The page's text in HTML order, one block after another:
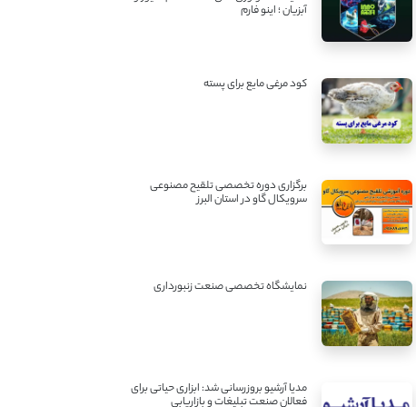
آبزیان ؛ اینو فارم
کود مرغی مایع برای پسته
برگزاری دوره تخصصی تلقیح مصنوعی
سرویکال گاو در استان البرز
نمایشگاه تخصصی صنعت زنبورداری
مدیا آرشیو بروزرسانی شد: ابزاری حیاتی برای
فعالان صنعت تبلیغات و بازاریابی